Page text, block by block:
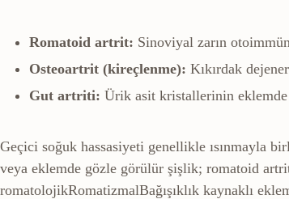
Romatoid artrit: Sinoviyal zarın
Osteoartrit (kireçlenme): Kıkırdak
Gut artriti: Ürik asit kristallerinin eklemde
Geçici soğuk hassasiyeti genellikle ısınmayla
veya eklemde gözle görülür şişlik; romatoid
romatolojikRomatizmalBağışıklık kaynaklı